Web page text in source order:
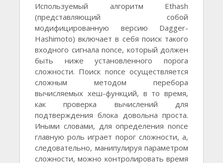
Используемый алгоритм Ethash
(представляющий собой
модифицированную версию Dagger-
Hashimoto) включает в себя поиск такого
входного сигнала nonce, который должен
быть ниже установленного порога
сложности. Поиск nonce осуществляется
сложным методом перебора
вычисляемых хеш-функций, в то время,
как проверка вычислений для
подтверждения блока довольна проста.
Иными словами, для определения nonce
главную роль играет порог сложности, а,
следовательно, манипулируя параметром
сложности, можно контролировать время